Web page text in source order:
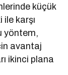
küçük
ile karşı
yöntem,
avantaj
ikinci plana